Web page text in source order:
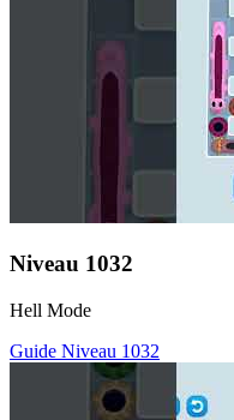
Niveau 1032
Hell Mode
Guide Niveau 1032